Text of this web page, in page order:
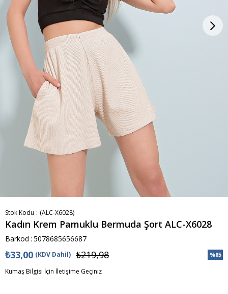
Stok Kodu (ALC-X6028)
Kadın Krem Pamuklu Bermuda Şort ALC-X6028
Barkod : 5078685656687
%85
₺219,98
₺33,00 (KDV Dahil)
Kumaş Bilgisi İçin İletişime Geçiniz